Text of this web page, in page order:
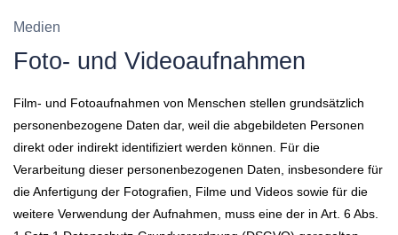
Medien
Foto- und Videoaufnahmen
Film- und Fotoaufnahmen von Menschen stellen grundsätzlich
personenbezogene Daten dar, weil die abgebildeten Personen
direkt oder indirekt identifiziert werden können. Für die
Verarbeitung dieser personenbezogenen Daten, insbesondere für
die Anfertigung der Fotografien, Filme und Videos sowie für die
weitere Verwendung der Aufnahmen, muss eine der in Art. 6 Abs.